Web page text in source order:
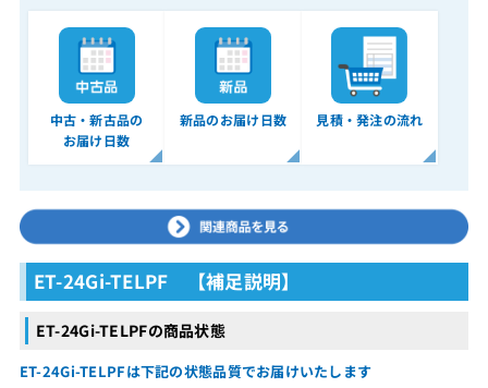
中古・新古品の
お届け日数
新品のお届け日数 見積・発注の流れ
ET-24Gi-TELPF 【補足説明】
ET-24Gi-TELPFの商品状態
ET-24Gi-TELPFは下記の状態品質でお届けいたします